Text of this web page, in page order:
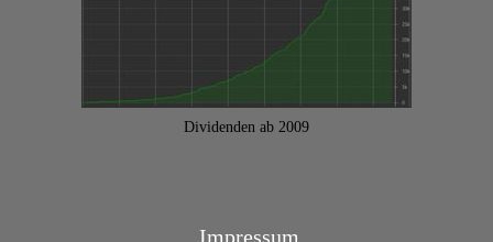
Dividenden ab 2009
Impressum